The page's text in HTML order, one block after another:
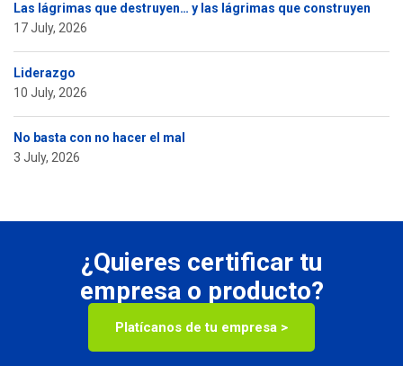
Las lágrimas que destruyen… y las lágrimas que construyen
17 July, 2026
Liderazgo
10 July, 2026
No basta con no hacer el mal
3 July, 2026
¿Quieres certificar tu
empresa o producto?
Platícanos de tu empresa >